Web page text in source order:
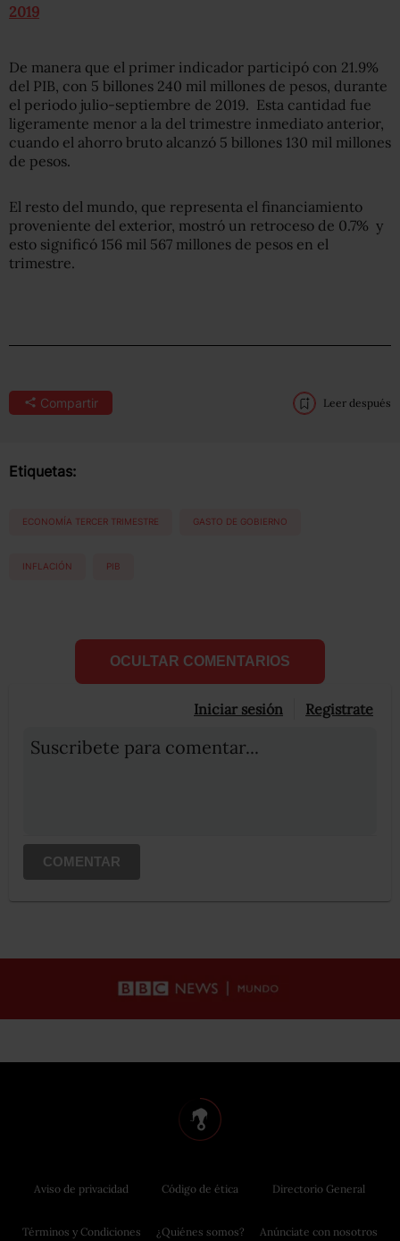
2019
De manera que el primer indicador participó con 21.9%
del PIB, con 5 billones 240 mil millones de pesos, durante
el periodo julio-septiembre de 2019. Esta cantidad fue
ligeramente menor a la del trimestre inmediato anterior,
cuando el ahorro bruto alcanzó 5 billones 130 mil millones
de pesos.
El resto del mundo, que representa el financiamiento
proveniente del exterior, mostró un retroceso de 0.7% y
esto significó 156 mil 567 millones de pesos en el
trimestre.
Compartir Leer después
Etiquetas:
ECONOMÍA TERCER TRIMESTRE GASTO DE GOBIERNO
INFLACIÓN PIB
OCULTAR COMENTARIOS
Iniciar sesión Registrate
Suscribete para comentar...
COMENTAR
Aviso de privacidad
Términos y Condiciones
Código de ética
¿Quiénes somos?
Directorio General
Anúnciate con nosotros